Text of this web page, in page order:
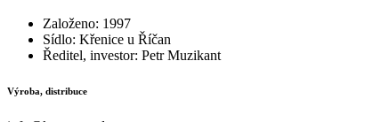
Založeno: 1997
Sídlo: Křenice u Říčan
Ředitel, investor: Petr Muzikant
Výroba, distribuce